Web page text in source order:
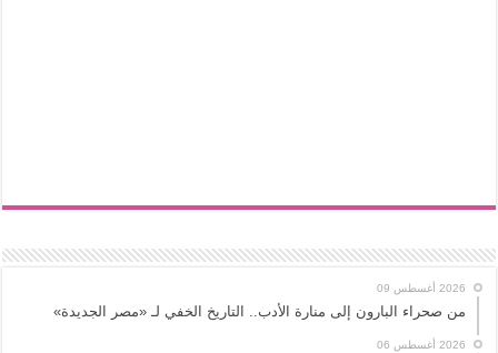
2026 أغسطس 09
من صحراء البارون إلى منارة الأدب.. التاريخ الخفي لـ «مصر الجديدة»
2026 أغسطس 06